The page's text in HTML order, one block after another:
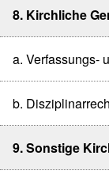
8. Kirchliche
a. Verfassungs-
b.
9. Sonstige